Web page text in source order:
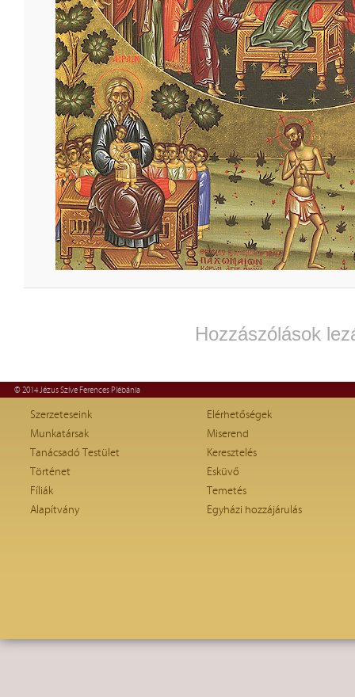
Hozzászólások
© 2014 Jézus Szíve Ferences Plébánia
Szerzeteseink
Munkatársak
Tanácsadó Testület
Történet
Fíliák
Alapítvány
Elérhetőségek
Miserend
Keresztelés
Esküvő
Temetés
Egyházi hozzájárulás